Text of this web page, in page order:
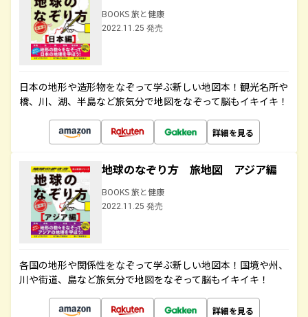
BOOKS 旅と健康
2022.11.25 発売
日本の地形や造形物をなぞって学ぶ新しい地図本！観光名所や
橋、川、湖、半島など旅気分で地図をなぞって脳もイキイキ！
詳細を見る
地球のなぞり方 旅地図 アジア編
BOOKS 旅と健康
2022.11.25 発売
各国の地形や関係性をなぞって学ぶ新しい地図本！国境や州、
川や街道、島など旅気分で地図をなぞって脳もイキイキ！
詳細を見る